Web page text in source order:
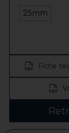
25mm
Fiche